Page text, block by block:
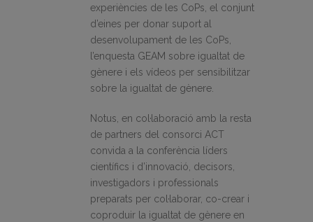
experiències de les CoPs, el conjunt
d’eines per donar suport al
desenvolupament de les CoPs,
l’enquesta GEAM sobre igualtat de
gènere i els vídeos per sensibilitzar
sobre la igualtat de gènere.
Notus, en col·laboració amb la resta
de partners del consorci ACT
convida a la conferència líders
científics i d’innovació, decisors,
investigadors i professionals
preparats per col·laborar, co-crear i
coproduir la igualtat de gènere en